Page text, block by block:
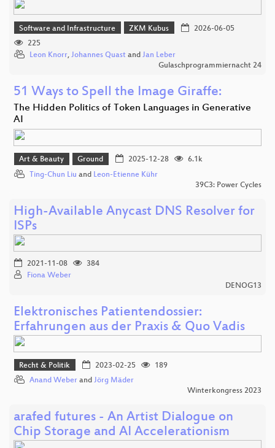
Software and Infrastructure ZKM Kubus
2026-06-05
225
Leon Knorr, Johannes Quast and Jan Leber
Gulaschprogrammiernacht 24
51 Ways to Spell the Image Giraffe:
The Hidden Politics of Token Languages in Generative
AI
Art & Beauty Ground 2025-12-28
6.1k
Ting-Chun Liu and Leon-Etienne Kühr
39C3: Power Cycles
High-Available Anycast DNS Resolver for
ISPs
2021-11-08
384
Fiona Weber
DENOG13
Elektronisches Patientendossier:
Erfahrungen aus der Praxis & Quo Vadis
Recht & Politik 2023-02-25
189
Anand Weber and Jörg Mäder
Winterkongress 2023
arafed futures - An Artist Dialogue on
Chip Storage and AI Accelerationism